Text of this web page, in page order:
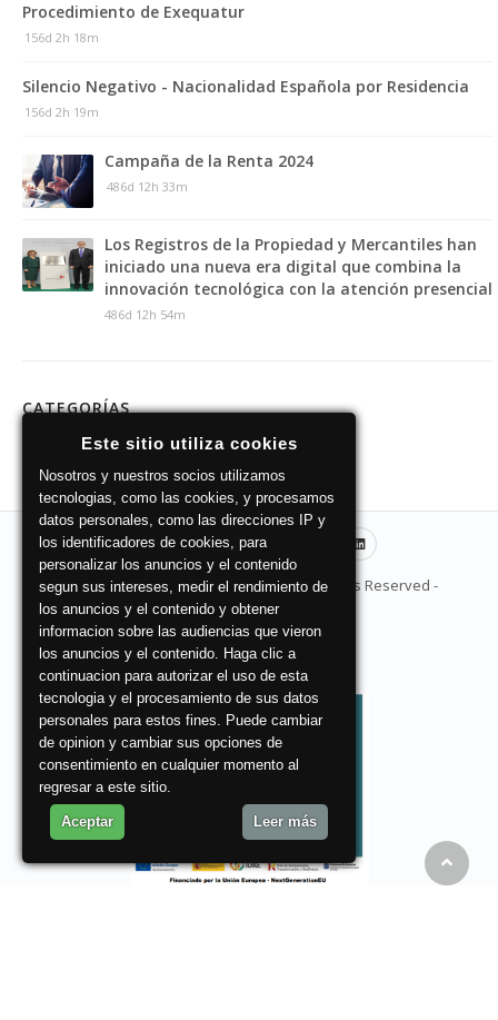
Procedimiento de Exequatur
156d 2h 18m
Silencio Negativo - Nacionalidad Española por Residencia
156d 2h 19m
Campaña de la Renta 2024
486d 12h 33m
Los Registros de la Propiedad y Mercantiles han
iniciado una nueva era digital que combina la
innovación tecnológica con la atención presencial
486d 12h 54m
CATEGORÍAS
© Copyright 2026 ZuritaAsociados - All Rights Reserved -
Condiciones de uso
Login
Este sitio utiliza cookies
Nosotros y nuestros socios utilizamos
tecnologias, como las cookies, y procesamos
datos personales, como las direcciones IP y
los identificadores de cookies, para
personalizar los anuncios y el contenido
segun sus intereses, medir el rendimiento de
los anuncios y el contenido y obtener
informacion sobre las audiencias que vieron
los anuncios y el contenido. Haga clic a
continuacion para autorizar el uso de esta
tecnologia y el procesamiento de sus datos
personales para estos fines. Puede cambiar
de opinion y cambiar sus opciones de
consentimiento en cualquier momento al
regresar a este sitio.
Aceptar Leer más